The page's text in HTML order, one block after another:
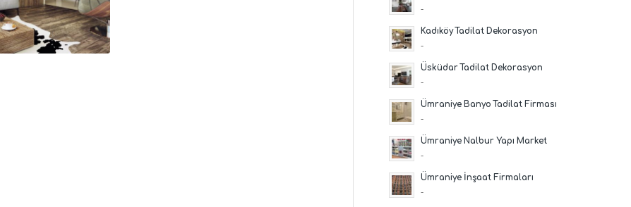
-
Kadıköy Tadilat Dekorasyon
-
Üsküdar Tadilat Dekorasyon
-
Ümraniye Banyo Tadilat Firması
-
Ümraniye Nalbur Yapı Market
-
Ümraniye İnşaat Firmaları
-